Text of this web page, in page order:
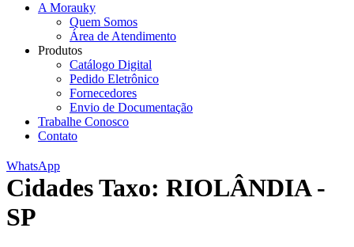
A Morauky
Quem Somos
Área de Atendimento
Produtos
Catálogo Digital
Pedido Eletrônico
Fornecedores
Envio de Documentação
Trabalhe Conosco
Contato
WhatsApp
Cidades Taxo: RIOLÂNDIA -
SP